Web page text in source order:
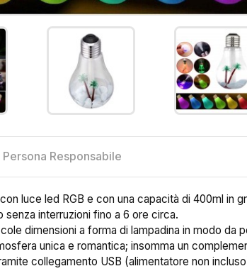
Persona Responsabile
luce led RGB e con una capacità di 400ml in
senza interruzioni fino a 6 ore circa.
dimensioni a forma di lampadina in modo da
unica e romantica; insomma un
collegamento USB (alimentatore non